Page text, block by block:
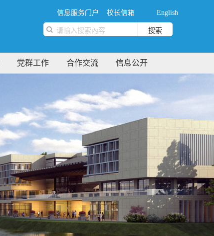
信息服务门户 校长信箱 English
搜索
党群工作 合作交流 信息公开